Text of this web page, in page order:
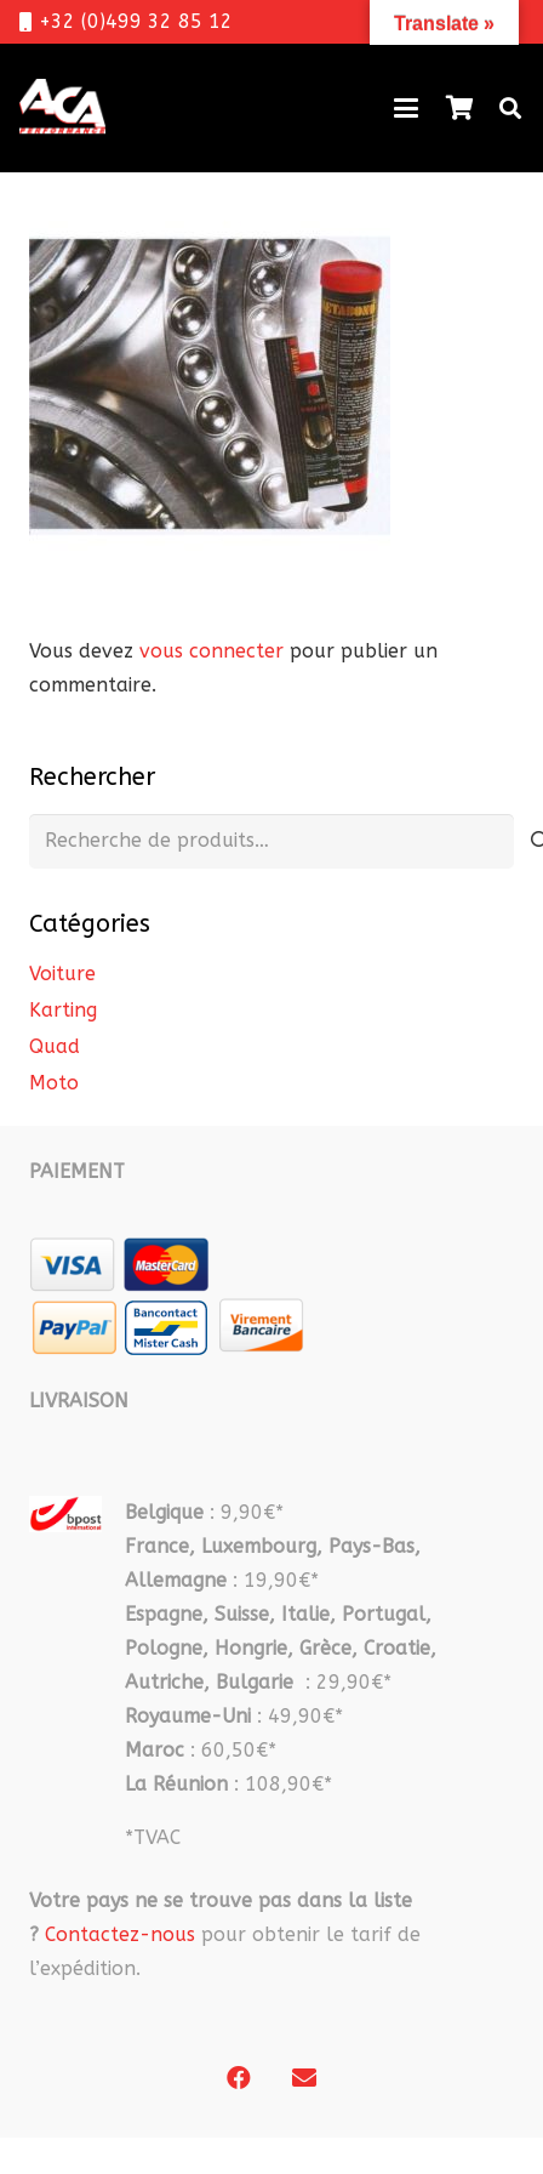
+32 (0)499 32 85 12
Vous devez vous connecter pour publier un
commentaire.
Rechercher
Recherche
Catégories
Voiture
Karting
Quad
Moto
PAIEMENT
LIVRAISON
Belgique : 9,90€*
France, Luxembourg, Pays-Bas,
Allemagne : 19,90€*
Espagne, Suisse, Italie, Portugal,
Pologne, Hongrie, Grèce, Croatie,
Autriche, Bulgarie : 29,90€*
Royaume-Uni : 49,90€*
Maroc : 60,50€*
La Réunion : 108,90€*
*TVAC
Votre pays ne se trouve pas dans la liste
? Contactez-nous pour obtenir le tarif de
l’expédition.
Translate »